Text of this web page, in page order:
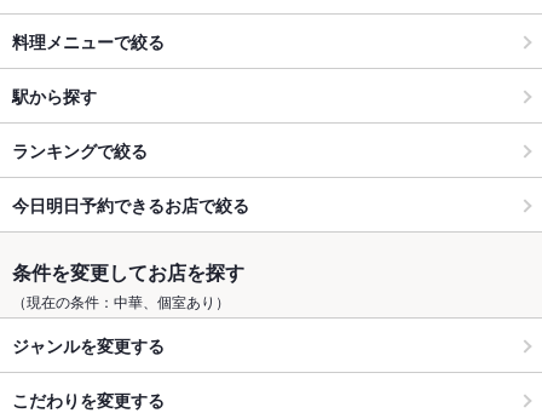
料理メニューで絞る
駅から探す
ランキングで絞る
今日明日予約できるお店で絞る
条件を変更してお店を探す
（現在の条件：中華、個室あり）
ジャンルを変更する
こだわりを変更する